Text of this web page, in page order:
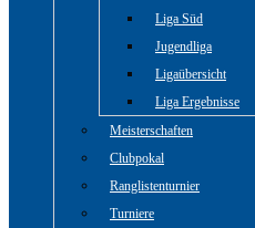
Liga Süd
Jugendliga
Ligaübersicht
Liga Ergebnisse
Meisterschaften
Clubpokal
Ranglistenturnier
Turniere